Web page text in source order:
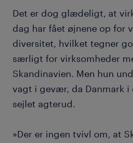
Det er dog glædeligt, at
dag har fået øjnene op for
diversitet, hvilket tegner
særligt for virksomheder
Skandinavien. Men hun
vagt i gevær, da Danmark i
sejlet agterud.
»Der er ingen tvivl om, at